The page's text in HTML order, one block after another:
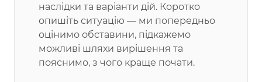
наслідки та варіанти дій. Коротко
опишіть ситуацію — ми попередньо
оцінимо обставини, підкажемо
можливі шляхи вирішення та
пояснимо, з чого краще почати.